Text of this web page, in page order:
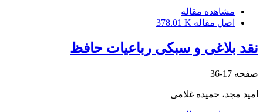
مشاهده مقاله
اصل مقاله 378.01 K
نقد بلاغی و سبکی رباعیات حافظ
صفحه 17-36
امید مجد، حمیده غلامی